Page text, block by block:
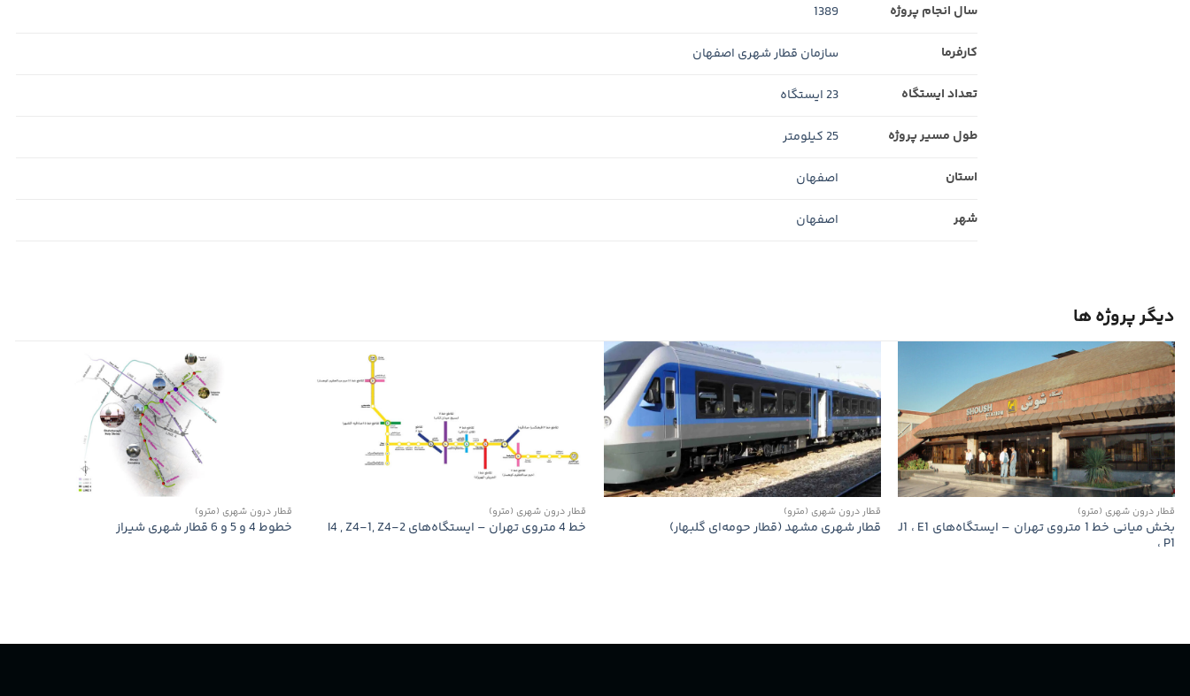
سال انجام پروژه 1389
کارفرما سازمان قطار شهری اصفهان
تعداد ایستگاه 23 ایستگاه
طول مسیر پروژه 25 کیلومتر
استان اصفهان
شهر اصفهان
دیگر پروژه ها
قطار درون شهری (مترو)
بخش میانی خط 1 متروی تهران – ایستگاه‌های J1 ، E1
، P1
قطار درون شهری (مترو)
قطار شهری مشهد (قطار حومه‌ای گلبهار)
قطار درون شهری (مترو)
خط 4 متروی تهران – ایستگاه‌های I4 , Z4-1, Z4-2
قطار درون شهری (مترو)
خطوط 4 و 5 و 6 قطار شهری شیراز